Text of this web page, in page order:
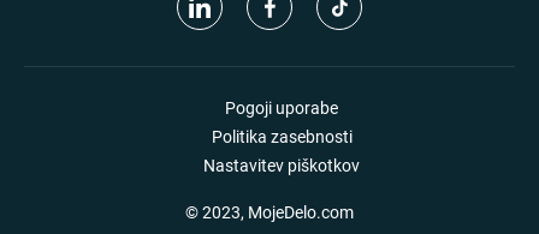
Pogoji uporabe
Politika zasebnosti
Nastavitev piškotkov
© 2023, MojeDelo.com